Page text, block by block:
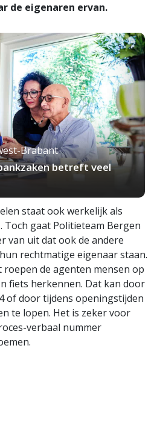
de eigenaren ervan.
Brabant
betreft veel
staat ook werkelijk als
gaat Politieteam Bergen
van uit dat ook de andere
rechtmatige eigenaar staan.
roepen de agenten mensen op
fiets herkennen. Dat kan door
of door tijdens openingstijden
te lopen. Het is zeker voor
verbaal nummer